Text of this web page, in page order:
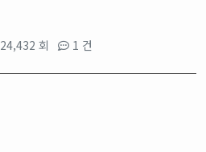
24,432 회 1 건